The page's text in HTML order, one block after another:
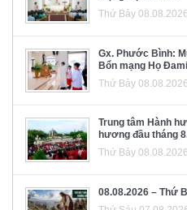
Thứ Bảy 08.08.2026
Gx. Phước Bình:
Bổn mạng Họ
Thứ Bảy 08.08.2026
Trung tâm Hành
hương đầu tháng
Thứ Bảy 08.08.2026
08.08.2026 – Thứ